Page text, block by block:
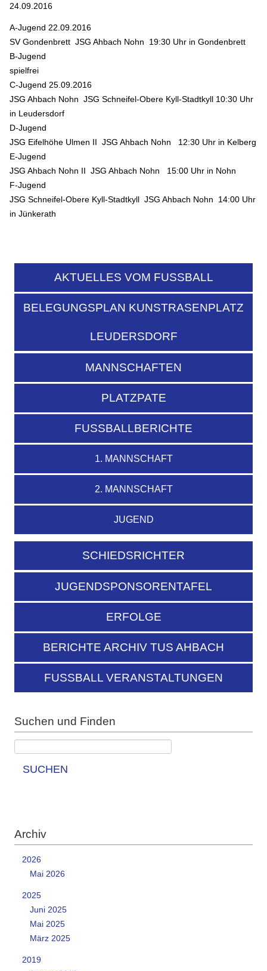
24.09.2016
A-Jugend 22.09.2016
SV Gondenbrett JSG Ahbach Nohn 19:30 Uhr in Gondenbrett
B-Jugend
spielfrei
C-Jugend 25.09.2016
JSG Ahbach Nohn JSG Schneifel-Obere Kyll-Stadtkyll 10:30 Uhr
in Leudersdorf
D-Jugend
JSG Eifelhöhe Ulmen II JSG Ahbach Nohn 12:30 Uhr in Kelberg
E-Jugend
JSG Ahbach Nohn II JSG Ahbach Nohn 15:00 Uhr in Nohn
F-Jugend
JSG Schneifel-Obere Kyll-Stadtkyll JSG Ahbach Nohn 14:00 Uhr
in Jünkerath
AKTUELLES VOM FUSSBALL
BELEGUNGSPLAN KUNSTRASENPLATZ
LEUDERSDORF
MANNSCHAFTEN
PLATZPATE
FUSSBALLBERICHTE
1. MANNSCHAFT
2. MANNSCHAFT
JUGEND
SCHIEDSRICHTER
JUGENDSPONSORENTAFEL
ERFOLGE
BERICHTE ARCHIV TUS AHBACH
FUSSBALL VERANSTALTUNGEN
Suchen und Finden
SUCHEN
Archiv
2026
Mai 2026
2025
Juni 2025
Mai 2025
März 2025
2019